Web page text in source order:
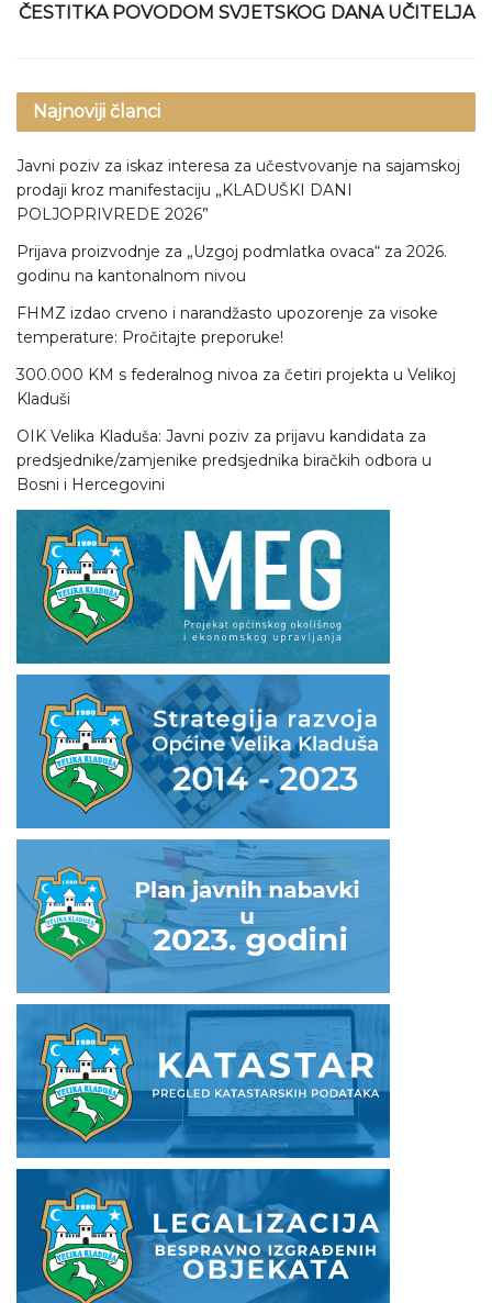
ČESTITKA POVODOM SVJETSKOG DANA UČITELJA
Najnoviji članci
Javni poziv za iskaz interesa za učestvovanje na sajamskoj
prodaji kroz manifestaciju „KLADUŠKI DANI
POLJOPRIVREDE 2026”
Prijava proizvodnje za „Uzgoj podmlatka ovaca“ za 2026.
godinu na kantonalnom nivou
FHMZ izdao crveno i narandžasto upozorenje za visoke
temperature: Pročitajte preporuke!
300.000 KM s federalnog nivoa za četiri projekta u Velikoj
Kladuši
OIK Velika Kladuša: Javni poziv za prijavu kandidata za
predsjednike/zamjenike predsjednika biračkih odbora u
Bosni i Hercegovini